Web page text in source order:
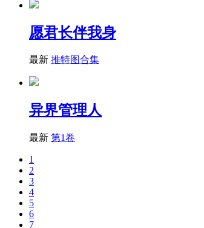
愿君长伴我身
最新 推特图合集
异界管理人
最新 第1卷
1
2
3
4
5
6
7